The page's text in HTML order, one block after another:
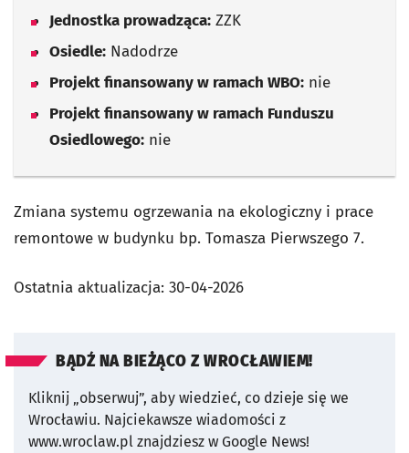
Jednostka prowadząca: ZZK
Osiedle: Nadodrze
Projekt finansowany w ramach WBO: nie
Projekt finansowany w ramach Funduszu
Osiedlowego: nie
Zmiana systemu ogrzewania na ekologiczny i prace
remontowe w budynku bp. Tomasza Pierwszego 7.
Ostatnia aktualizacja: 30-04-2026
BĄDŹ NA BIEŻĄCO Z WROCŁAWIEM!
Kliknij „obserwuj”, aby wiedzieć, co dzieje się we
Wrocławiu. Najciekawsze wiadomości z
www.wroclaw.pl znajdziesz w Google News!